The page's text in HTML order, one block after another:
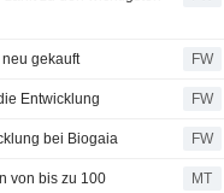
gekauft FW
Entwicklung FW
bei Biogaia FW
von bis zu 100 MT